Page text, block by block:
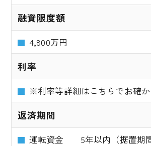
融資限度額
4,800万円
利率
※利率等詳細はこちらでお確か
返済期間
運転資金 5年以内（据置期間